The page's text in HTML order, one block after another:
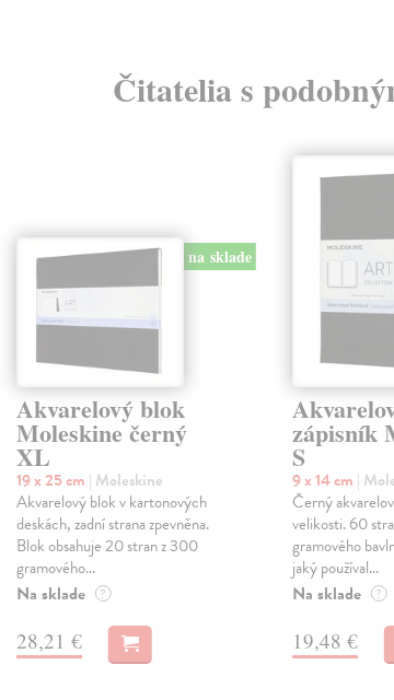
Čitatelia s
na sklade
Akvarelový blok
Moleskine černý
XL
19 x 25 cm | Moleskine
Akvarelový blok v kartonových
deskách, zadní strana zpevněna.
Blok obsahuje 20 stran z 300
gramového...
Na sklade ?
28,21 €
zápisník
S
9 x 14 cm |
Černý
velikosti. 60
gramového
jaký používal...
Na sklade ?
19,48 €